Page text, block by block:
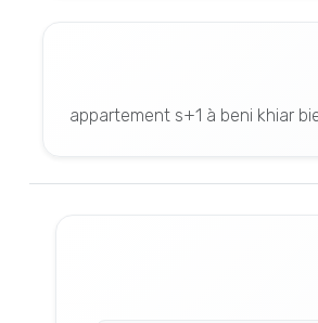
appartement s+1 à beni khiar